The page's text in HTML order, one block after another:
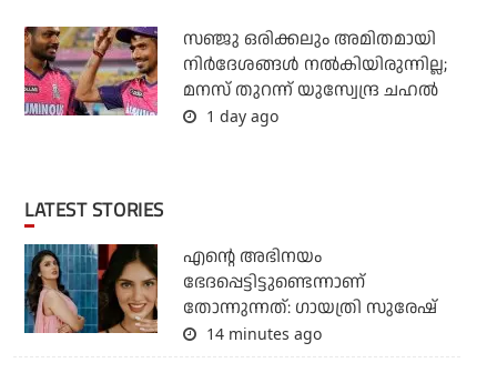
സഞ്ജു ഒരിക്കലും അമിതമായി
നിര്‍ദേശങ്ങള്‍ നല്‍കിയിരുന്നില്ല;
മനസ് തുറന്ന് യുസ്വേന്ദ്ര ചഹല്‍
1 day ago
LATEST STORIES
എന്റെ അഭിനയം
ഭേദപ്പെട്ടിട്ടുണ്ടെന്നാണ്
തോന്നുന്നത്: ഗായത്രി സുരേഷ്
14 minutes ago